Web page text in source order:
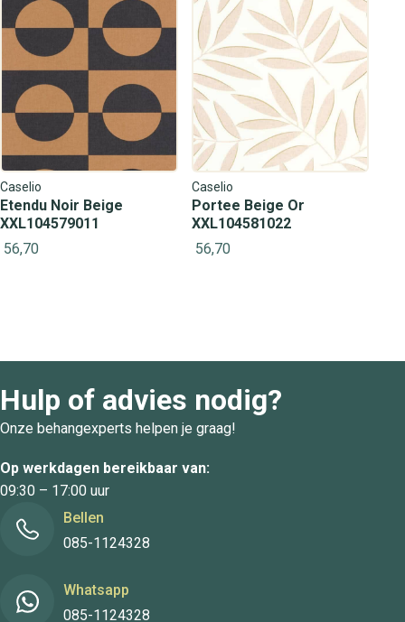
Caselio
Etendu Noir Beige
XXL104579011
56,70
Caselio
Portee Beige Or
XXL104581022
56,70
Hulp of advies nodig?
Onze behangexperts helpen je graag!
Op werkdagen bereikbaar van:
09:30 – 17:00 uur
Bellen
085-1124328
Whatsapp
085-1124328